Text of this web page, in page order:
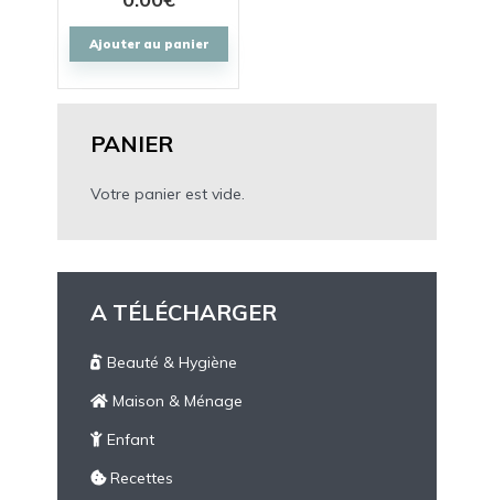
Ajouter au panier
PANIER
Votre panier est vide.
A TÉLÉCHARGER
Beauté & Hygiène
Maison & Ménage
Enfant
Recettes